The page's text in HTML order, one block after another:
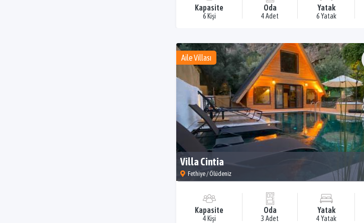
Kapasite
6 Kişi
Oda
4 Adet
Yatak
6 Yatak
Aile Villası
Villa Cintia
Fethiye / Ölüdeniz
Kapasite
4 Kişi
Oda
3 Adet
Yatak
4 Yatak